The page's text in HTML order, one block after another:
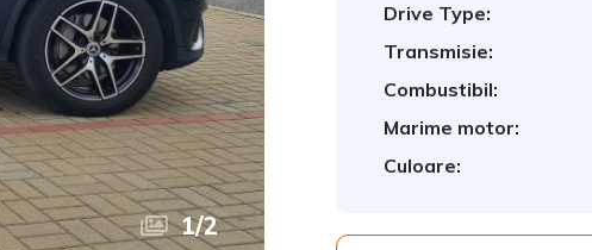
1/2
Drive Type:
Transmisie:
Combustibil:
Marime motor:
Culoare: